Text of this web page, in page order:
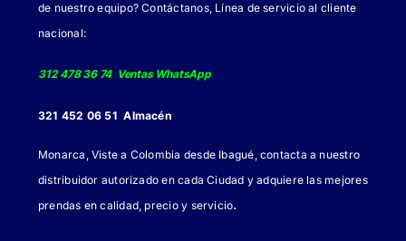
de nuestro equipo? Contáctanos, Línea de servicio al cliente
nacional:
312 478 36 74 Ventas WhatsApp
321 452 06 51 Almacén
Monarca, Viste a Colombia desde Ibagué, contacta a nuestro
distribuidor autorizado en cada Ciudad y adquiere las mejores
prendas en calidad, precio y servicio.